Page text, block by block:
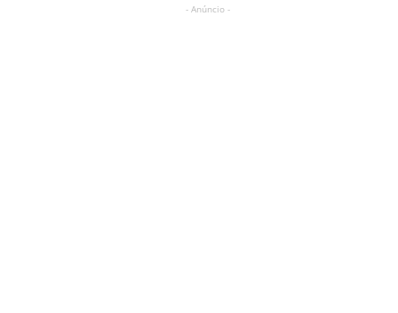
- Anúncio -